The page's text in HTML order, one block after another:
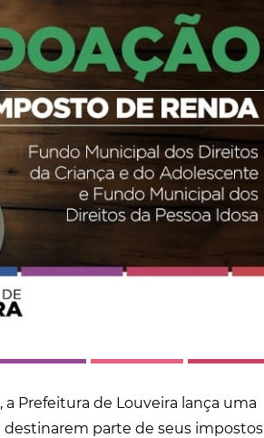
Prefeitura de Louveira lança uma
parte de seus impostos